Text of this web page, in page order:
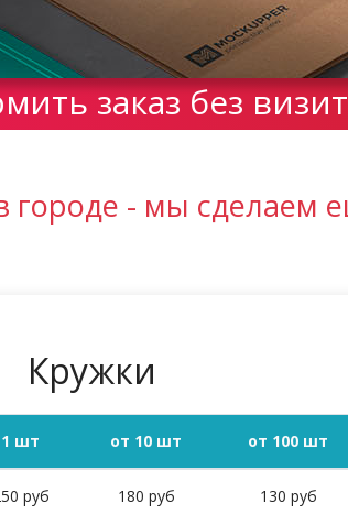
заказ без
городе - мы сделаем
Кружки
1 шт от 10 шт от 100 шт
руб 180 руб 130 руб